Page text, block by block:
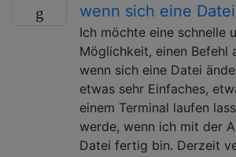
wenn sich eine
Ich möchte eine schnelle
Möglichkeit, einen Befehl
wenn sich eine Datei
etwas sehr Einfaches,
einem Terminal laufen
werde, wenn ich mit der
Datei fertig bin. Derzeit